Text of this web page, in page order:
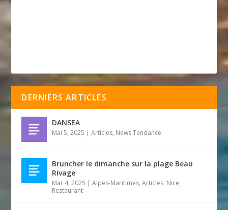
DERNIERS ARTICLES
DANSEA
Mai 5, 2025 |Articles, News Tendance
Bruncher le dimanche sur la plage Beau
Rivage
Mar 4, 2025 |Alpes-Maritimes,Articles, Nice,
Restaurant